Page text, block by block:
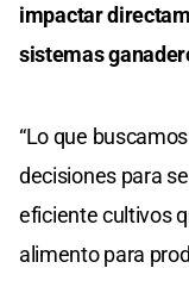
impactar
sistemas
“Lo que
decisiones para
eficiente cultivos
alimento para